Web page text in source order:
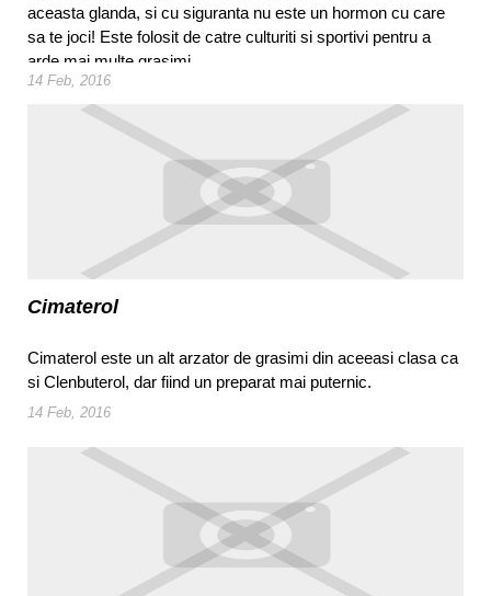
aceasta glanda, si cu siguranta nu este un hormon cu care
sa te joci! Este folosit de catre culturiti si sportivi pentru a
arde mai multe grasimi.
14 Feb, 2016
Cimaterol
Cimaterol este un alt arzator de grasimi din aceeasi clasa ca
si Clenbuterol, dar fiind un preparat mai puternic.
14 Feb, 2016